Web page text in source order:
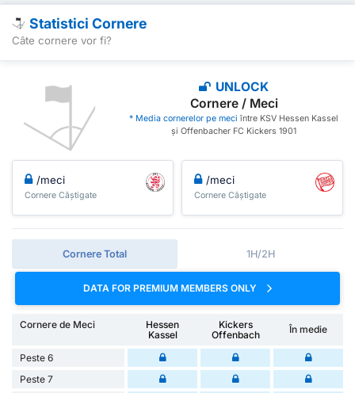
Statistici Cornere
Câte cornere vor fi?
UNLOCK
Cornere / Meci
* Media cornerelor pe meci între KSV Hessen Kassel
și Offenbacher FC Kickers 1901
/meci
Cornere Câștigate
/meci
Cornere Câștigate
Cornere Total 1H/2H
DATA FOR PREMIUM MEMBERS ONLY
Cornere de Meci
Hessen
Kassel
Kickers
Offenbach
În medie
Peste 6
Peste 7